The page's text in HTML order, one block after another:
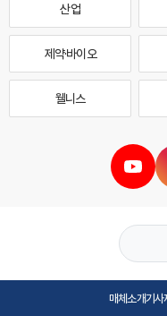
산업
제약·바이오
웰니스
매체소개기사